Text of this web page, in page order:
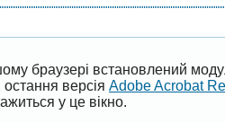
браузері встановлений
версія Adobe Acrobat
у це вікно.